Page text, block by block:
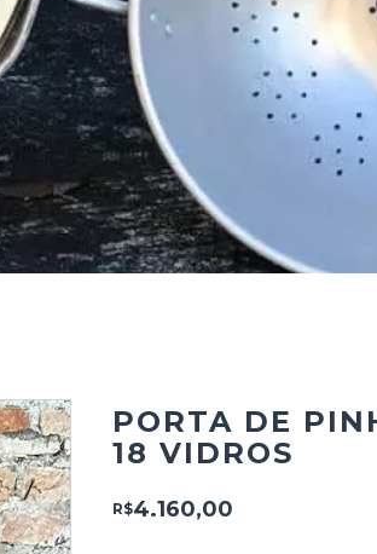
PORTA DE
18 VIDROS
R$4.160,00